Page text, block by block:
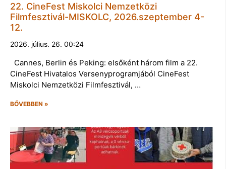
22. CineFest Miskolci Nemzetközi
Filmfesztivál-MISKOLC, 2026.szeptember 4-
12.
2026. július. 26. 00:24
Cannes, Berlin és Peking: elsőként három film a 22.
CineFest Hivatalos Versenyprogramjából CineFest
Miskolci Nemzetközi Filmfesztivál, …
BŐVEBBEN »